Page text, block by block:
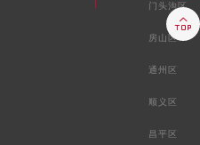
门头沟区
房山区
通州区
顺义区
昌平区
